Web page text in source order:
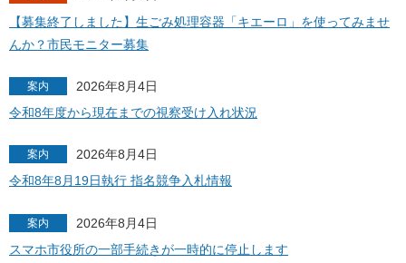
【募集終了しました】生ごみ処理容器「キエーロ」を使ってみませ
んか？市民モニター募集
案内
2026年8月4日
令和8年度から現在までの視察受け入れ状況
案内
2026年8月4日
令和8年8月19日執行 指名競争入札情報
案内
2026年8月4日
スマホ市役所の一部手続きが一時的に停止します